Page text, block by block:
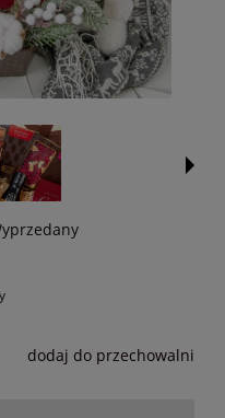
dodaj do przechowalni